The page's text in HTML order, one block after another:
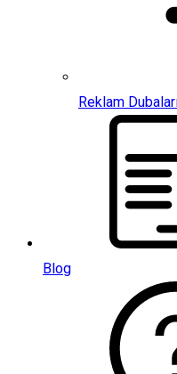
Reklam
Blog